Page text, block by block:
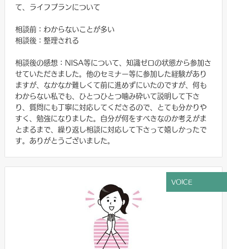
て、ライフプランについて
相談前：わからないことが多い
相談後：整理される
相談後の感想：NISA等について、知識ゼロの状態から参加さ
せていただきました。他のセミナー等に参加した経験があり
ますが、なかなか難しくて前に進めずにいたのですが、何も
わからない私でも、ひとつひとつ噛み砕いて説明して下さ
り、質問にも丁寧に対応してくださるので、とても分かりや
すく、勉強になりました。自分が何をすべきなのか考えがま
とまるまで、繰り返し相談に対応して下さって嬉しかったで
す。ありがとうございました。
VOICE